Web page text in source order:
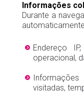
Informações
Durante a
Endereço
operacional,
visitadas,